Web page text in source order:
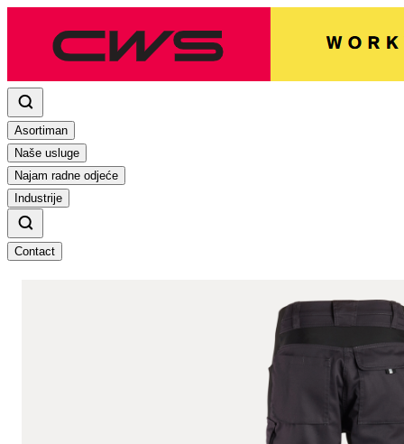
Asortiman
Naše usluge
Najam radne odjeće
Industrije
Contact